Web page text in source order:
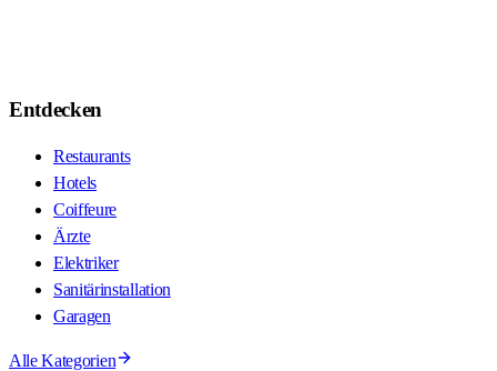
Entdecken
Restaurants
Hotels
Coiffeure
Ärzte
Elektriker
Sanitärinstallation
Garagen
Alle Kategorien